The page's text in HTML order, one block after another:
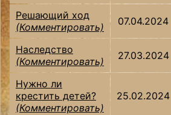
Решающий ход
(Комментировать)
07.04.2024
Наследство
(Комментировать)
27.03.2024
Нужно ли
крестить детей?
(Комментировать)
25.02.2024